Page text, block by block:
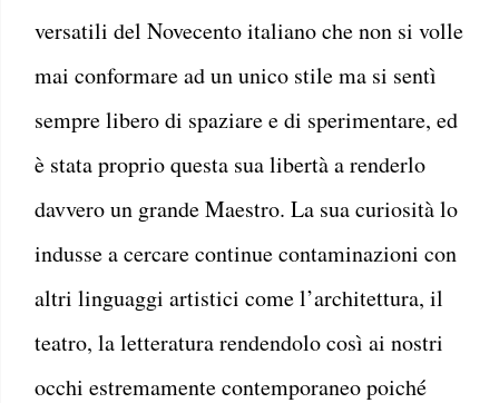
versatili del Novecento italiano che non si volle
mai conformare ad un unico stile ma si sentì
sempre libero di spaziare e di sperimentare, ed
è stata proprio questa sua libertà a renderlo
davvero un grande Maestro. La sua curiosità lo
indusse a cercare continue contaminazioni con
altri linguaggi artistici come l’architettura, il
teatro, la letteratura rendendolo così ai nostri
occhi estremamente contemporaneo poiché